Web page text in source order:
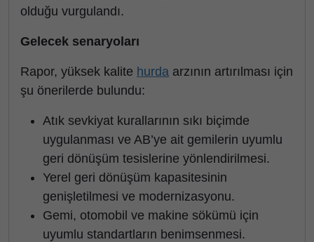
olduğu vurgulandı.
Gelecek senaryoları
Rapor, yüksek kalite hurda arzının artırılması için
şu önerilerde bulundu:
Atık sevkiyat kurallarının sıkı biçimde
uygulanması ve AB’ye ait gemilerin uyumlu
geri dönüşüm tesislerine yönlendirilmesi.
Yerel geri dönüşüm kapasitesinin
genişletilmesi ve modernizasyonu.
Gemi, otomobil ve makine sökümü için
uyumlu standartların benimsenmesi.